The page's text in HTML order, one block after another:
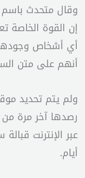
وقال متحدث باسم
إن القوة الخاصة
أي أشخاص وجودهم
أنهم على متن
ولم يتم تحديد
رصدها آخر مرة من
عبر الإنترنت
أيام.